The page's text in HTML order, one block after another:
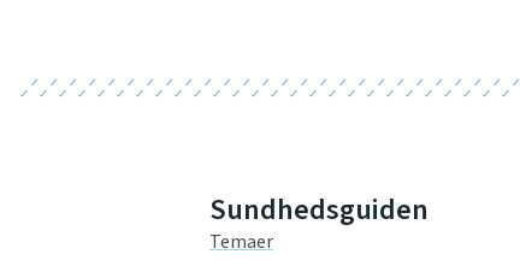
Sundhedsguiden
Temaer